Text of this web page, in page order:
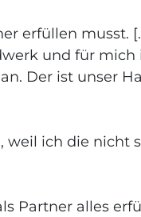
erfüllen musst.
und für mich
Der ist unser
ich die nicht
Partner alles